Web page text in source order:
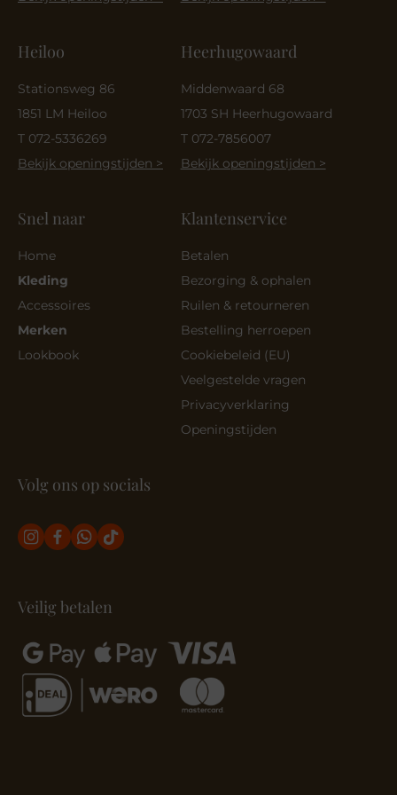
Heiloo
Stationsweg 86
1851 LM Heiloo
T 072-5336269
Bekijk openingstijden >
Heerhugowaard
Middenwaard 68
1703 SH Heerhugowaard
T 072-7856007
Bekijk openingstijden >
Snel naar
Home
Kleding
Accessoires
Merken
Lookbook
Klantenservice
Betalen
Bezorging & ophalen
Ruilen & retourneren
Bestelling herroepen
Cookiebeleid (EU)
Veelgestelde vragen
Privacyverklaring
Openingstijden
Volg ons op socials
Veilig betalen